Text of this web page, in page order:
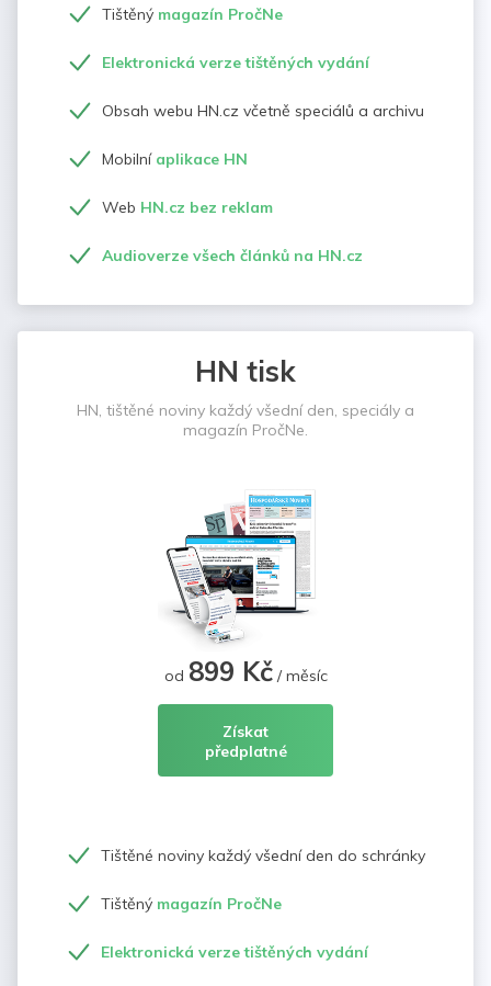
Tištěný magazín PročNe
Elektronická verze tištěných vydání
Obsah webu HN.cz včetně speciálů a archivu
Mobilní aplikace HN
Web HN.cz bez reklam
Audioverze všech článků na HN.cz
HN tisk
HN, tištěné noviny každý všední den, speciály a
magazín PročNe.
od 899 Kč/ měsíc
Získat
předplatné
Tištěné noviny každý všední den do schránky
Tištěný magazín PročNe
Elektronická verze tištěných vydání